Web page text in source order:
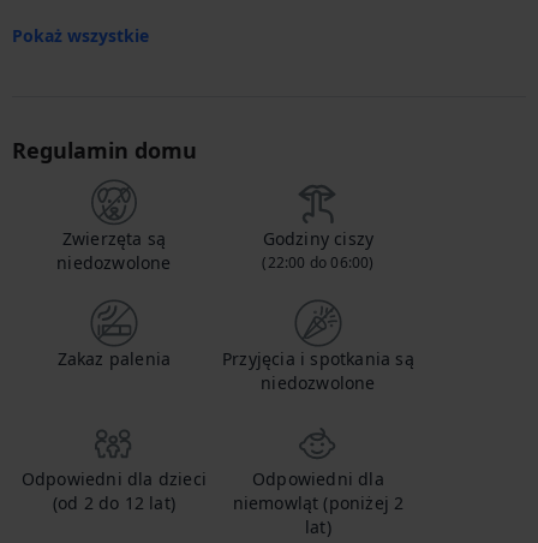
Pokaż wszystkie
Regulamin domu
Zwierzęta są
niedozwolone
Godziny ciszy
(22:00 do 06:00)
Zakaz palenia
Przyjęcia i spotkania są
niedozwolone
Odpowiedni dla dzieci
(od 2 do 12 lat)
Odpowiedni dla
niemowląt (poniżej 2
lat)